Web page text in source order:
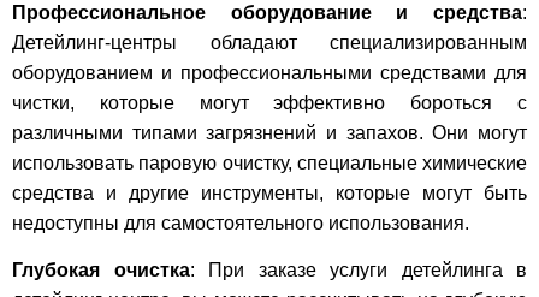
Профессиональное оборудование и средства:
Детейлинг-центры обладают специализированным
оборудованием и профессиональными средствами для
чистки, которые могут эффективно бороться с
различными типами загрязнений и запахов. Они могут
использовать паровую очистку, специальные химические
средства и другие инструменты, которые могут быть
недоступны для самостоятельного использования.
Глубокая очистка: При заказе услуги детейлинга в